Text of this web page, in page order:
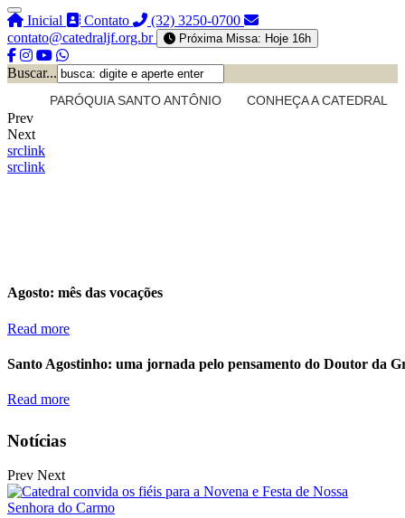
Inicial Contato
(32) 3250-0700
contato@catedraljf.org.br
Próxima Missa: Hoje 16h
Buscar...
PARÓQUIA SANTO ANTÔNIO CONHEÇA A CATEDRAL
Prev
Next
srclink
srclink
Agosto: mês das vocações
Read more
Santo Agostinho: uma jornada pelo pensamento do Doutor da
Read more
Notícias
Prev Next